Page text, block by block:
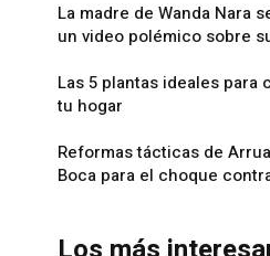
La madre de Wanda Nara
un video polémico sobre
Las 5 plantas ideales para
tu hogar
Reformas tácticas de
Boca para el choque